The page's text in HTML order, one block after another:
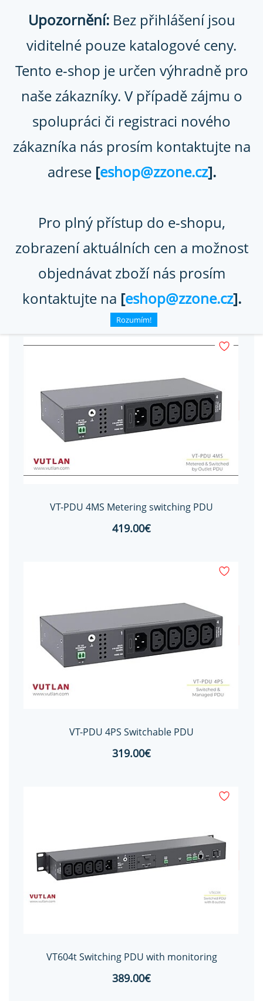
Přihlaste se
Vutlan >> PDU
VT-PDU 4MS Metering switching PDU
419.00€
VT-PDU 4PS Switchable PDU
319.00€
VT604t Switching PDU with monitoring
389.00€
Upozornění:Bez přihlášení jsou
viditelné pouze katalogové ceny.
Tento e-shop je určen výhradně pro
naše zákazníky. V případě zájmu o
spolupráci či registraci nového
zákazníka nás prosím kontaktujte na
adrese [eshop@zzone.cz].
Pro plný přístup do e-shopu,
zobrazení aktuálních cen a možnost
objednávat zboží nás prosím
kontaktujte na [eshop@zzone.cz].
Rozumím!